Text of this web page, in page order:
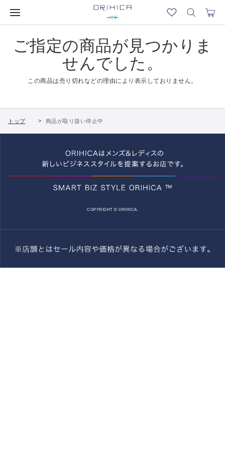
ご指定の商品が見つかりま
せんでした。
この商品は売り切れなどの理由により表示しておりません。
トップ 商品が取り扱い停止中
COPYRIGHT © ORIHICA.